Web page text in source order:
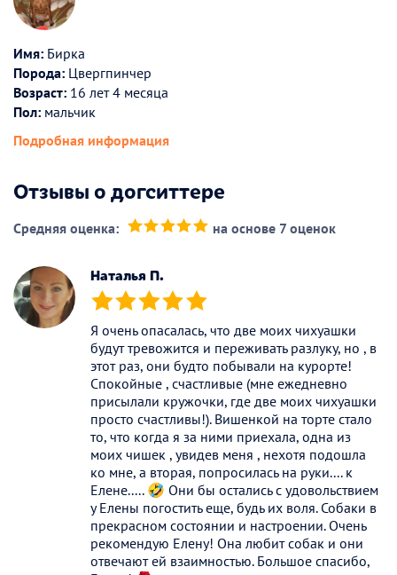
Имя: Бирка
Порода: Цвергпинчер
Возраст: 16 лет 4 месяца
Пол: мальчик
Подробная информация
Отзывы о догситтере
Средняя оценка: на основе 7 оценок
Наталья П.
(*) (*) (*) (*) (*)
Я очень опасалась, что две моих чихуашки
будут тревожится и переживать разлуку, но , в
этот раз, они будто побывали на курорте!
Спокойные , счастливые (мне ежедневно
присылали кружочки, где две моих чихуашки
просто счастливы!). Вишенкой на торте стало
то, что когда я за ними приехала, одна из
моих чишек , увидев меня , нехотя подошла
ко мне, а вторая, попросилась на руки.... к
Елене..... 🤣 Они бы остались с удовольствием
у Елены погостить еще, будь их воля. Собаки в
прекрасном состоянии и настроении. Очень
рекомендую Елену! Она любит собак и они
отвечают ей взаимностью. Большое спасибо,